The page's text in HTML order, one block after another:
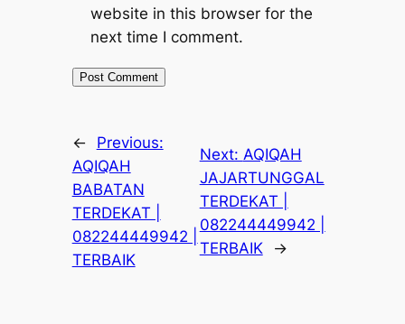
website in this browser for the
next time I comment.
←
Previous:
AQIQAH
BABATAN
TERDEKAT |
082244449942 |
TERBAIK
Next: AQIQAH
JAJARTUNGGAL
TERDEKAT |
082244449942 |
TERBAIK
→